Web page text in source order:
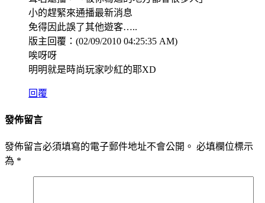
小的趕緊來通播最新消息
免得因此誤了其他遊客…..
版主回覆：(02/09/2010 04:25:35 AM)
唉呀呀
明明就是時尚玩家吵紅的耶XD
回覆
發佈留言
發佈留言必須填寫的電子郵件地址不會公開。 必填欄位標示
為 *